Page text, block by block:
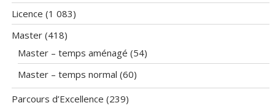
Licence (1 083)
Master (418)
Master – temps aménagé (54)
Master – temps normal (60)
Parcours d’Excellence (239)